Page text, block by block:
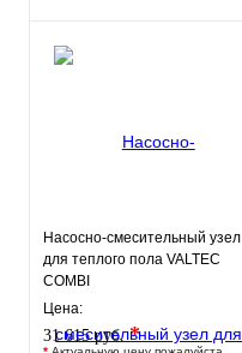
Насосно-смесительный узел
для теплого пола VALTEC
COMBI
Цена:
31 615 руб.*